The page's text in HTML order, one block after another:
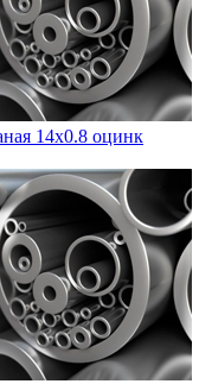
14x0.8 оцинк